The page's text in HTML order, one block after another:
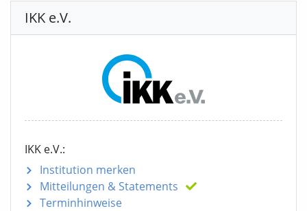
IKK e.V.
IKK e.V.:
Institution merken
Mitteilungen & Statements
Terminhinweise